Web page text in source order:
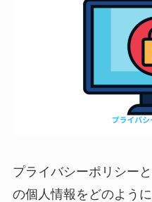
プライバシーポリシー
の個人情報をどのよう